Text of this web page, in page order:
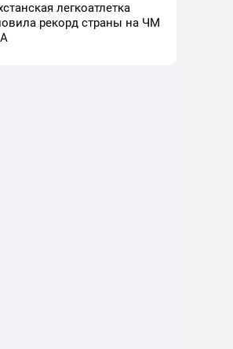
легкоатлетка
рекорд страны на ЧМ